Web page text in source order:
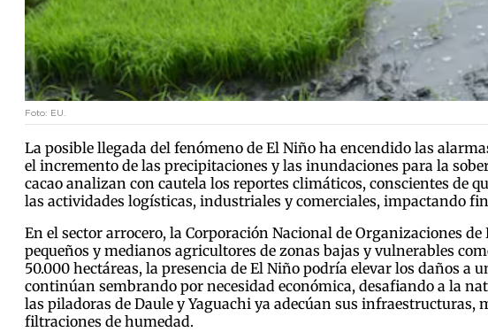
Foto: EU.
La posible llegada del fenómeno de El Niño ha encendido las
el incremento de las precipitaciones y las inundaciones para la
cacao analizan con cautela los reportes climáticos, conscientes de
las actividades logísticas, industriales y comerciales, impactando
En el sector arrocero, la Corporación Nacional de Organizaciones
pequeños y medianos agricultores de zonas bajas y vulnerables
50.000 hectáreas, la presencia de El Niño podría elevar los daños a
continúan sembrando por necesidad económica, desafiando a la
las piladoras de Daule y Yaguachi ya adecúan sus
filtraciones de humedad.